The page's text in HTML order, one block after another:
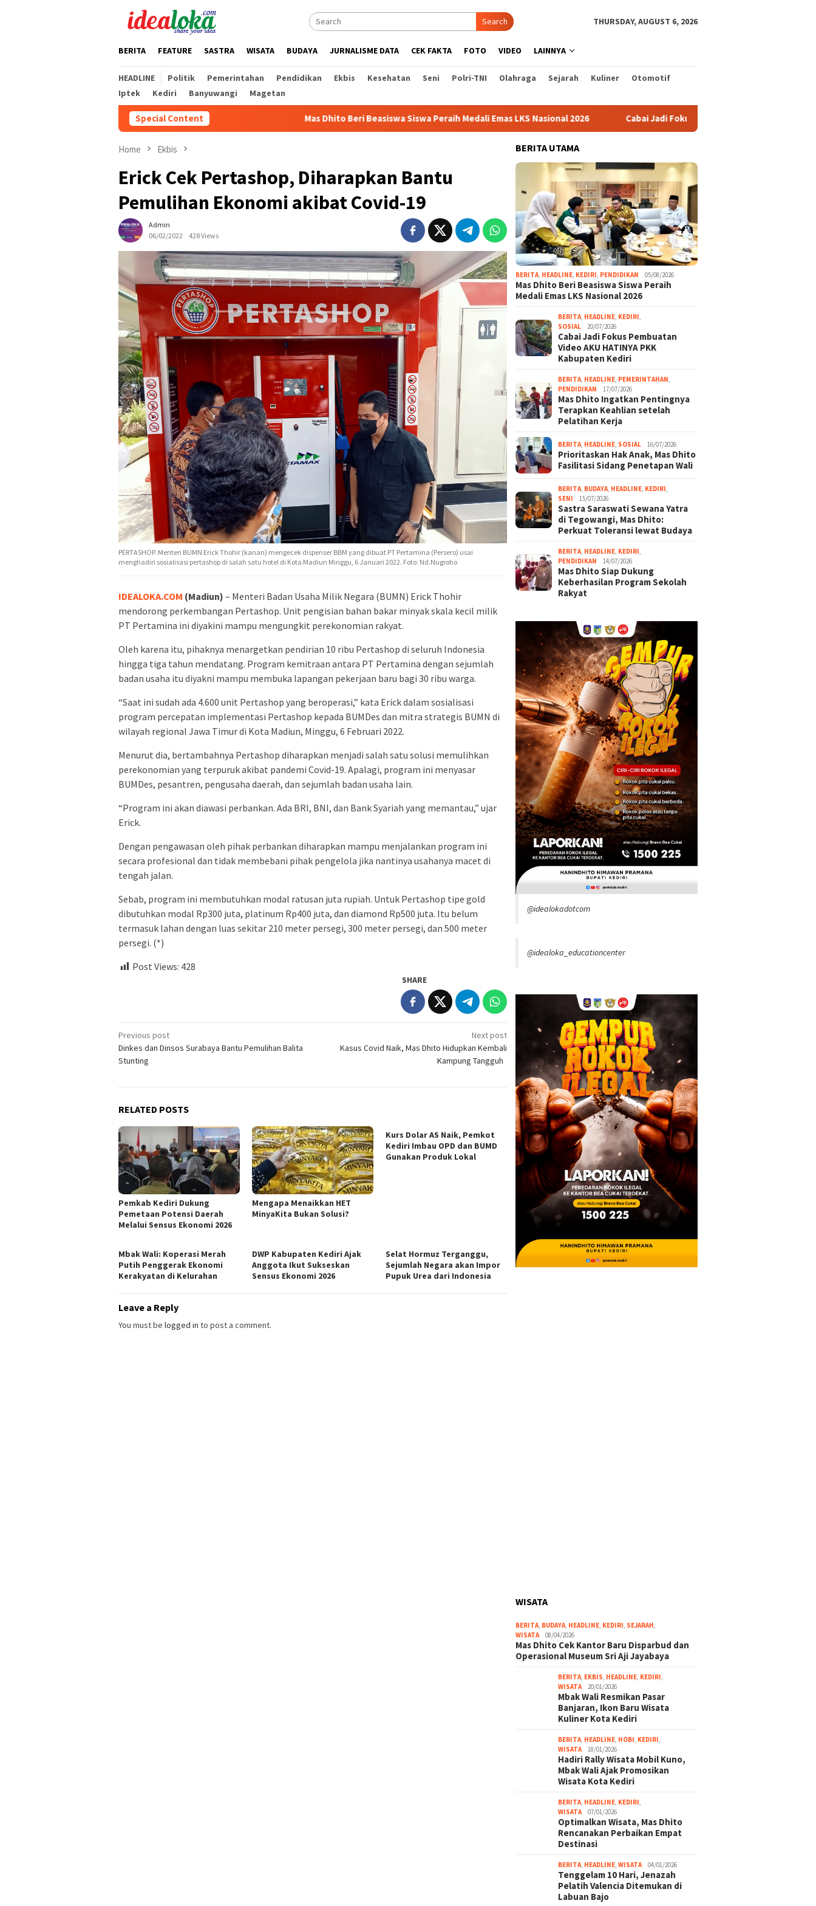
Search THURSDAY, AUGUST 6, 2026
BERITA FEATURE SASTRA WISATA BUDAYA JURNALISME DATA CEK FAKTA FOTO VIDEO LAINNYA
HEADLINE Politik Pemerintahan Pendidikan Ekbis Kesehatan Seni Polri-TNI Olahraga Sejarah Kuliner
Otomotif
Iptek
Kediri Banyuwangi Magetan
Special Content Mas Dhito Beri Beasiswa Siswa Peraih Medali Emas LKS Nasional 2026 Cabai Jadi Fokus Pembuatan Video AKU HATINYA PKK
Home Ekbis
Erick Cek Pertashop, Diharapkan Bantu
Pemulihan Ekonomi akibat Covid-19
Admin
06/02/2022
428 Views
PERTASHOP. Menteri BUMN Erick Thohir (kanan) mengecek dispenser BBM yang dibuat PT Pertamina (Persero) usai
menghadiri sosialisasi pertashop di salah satu hotel di Kota Madiun Minggu, 6 Januari 2022. Foto: Nd.Nugroho
IDEALOKA.COM (Madiun) – Menteri Badan Usaha Milik Negara (BUMN) Erick Thohir
mendorong perkembangan Pertashop. Unit pengisian bahan bakar minyak skala kecil milik
PT Pertamina ini diyakini mampu mengungkit perekonomian rakyat.
Oleh karena itu, pihaknya menargetkan pendirian 10 ribu Pertashop di seluruh Indonesia
hingga tiga tahun mendatang. Program kemitraan antara PT Pertamina dengan sejumlah
badan usaha itu diyakni mampu membuka lapangan pekerjaan baru bagi 30 ribu warga.
“Saat ini sudah ada 4.600 unit Pertashop yang beroperasi,” kata Erick dalam sosialisasi
program percepatan implementasi Pertashop kepada BUMDes dan mitra strategis BUMN di
wilayah regional Jawa Timur di Kota Madiun, Minggu, 6 Februari 2022.
Menurut dia, bertambahnya Pertashop diharapkan menjadi salah satu solusi memulihkan
perekonomian yang terpuruk akibat pandemi Covid-19. Apalagi, program ini menyasar
BUMDes, pesantren, pengusaha daerah, dan sejumlah badan usaha lain.
“Program ini akan diawasi perbankan. Ada BRI, BNI, dan Bank Syariah yang memantau,” ujar
Erick.
Dengan pengawasan oleh pihak perbankan diharapkan mampu menjalankan program ini
secara profesional dan tidak membebani pihak pengelola jika nantinya usahanya macet di
tengah jalan.
Sebab, program ini membutuhkan modal ratusan juta rupiah. Untuk Pertashop tipe gold
dibutuhkan modal Rp300 juta, platinum Rp400 juta, dan diamond Rp500 juta. Itu belum
termasuk lahan dengan luas sekitar 210 meter persegi, 300 meter persegi, dan 500 meter
persegi. (*)
Post Views: 428
SHARE
Post
navigation
Previous post
Dinkes dan Dinsos Surabaya Bantu Pemulihan Balita
Stunting
Next post
Kasus Covid Naik, Mas Dhito Hidupkan Kembali
Kampung Tangguh
RELATED POSTS
Pemkab Kediri Dukung
Pemetaan Potensi Daerah
Melalui Sensus Ekonomi 2026
Mengapa Menaikkan HET
MinyaKita Bukan Solusi?
Kurs Dolar AS Naik, Pemkot
Kediri Imbau OPD dan BUMD
Gunakan Produk Lokal
Mbak Wali: Koperasi Merah
Putih Penggerak Ekonomi
Kerakyatan di Kelurahan
DWP Kabupaten Kediri Ajak
Anggota Ikut Sukseskan
Sensus Ekonomi 2026
Selat Hormuz Terganggu,
Sejumlah Negara akan Impor
Pupuk Urea dari Indonesia
Leave a Reply
You must be logged in to post a comment.
BERITA UTAMA
BERITA HEADLINE KEDIRI PENDIDIKAN 05/08/2026
Mas Dhito Beri Beasiswa Siswa Peraih
Medali Emas LKS Nasional 2026
BERITA HEADLINE KEDIRI
SOSIAL
20/07/2026
Cabai Jadi Fokus Pembuatan
Video AKU HATINYA PKK
Kabupaten Kediri
BERITA HEADLINE PEMERINTAHAN
PENDIDIKAN
17/07/2026
Mas Dhito Ingatkan Pentingnya
Terapkan Keahlian setelah
Pelatihan Kerja
BERITA HEADLINE SOSIAL 16/07/2026
Prioritaskan Hak Anak, Mas Dhito
Fasilitasi Sidang Penetapan Wali
BERITA BUDAYA HEADLINE KEDIRI
SENI
15/07/2026
Sastra Saraswati Sewana Yatra
di Tegowangi, Mas Dhito:
Perkuat Toleransi lewat Budaya
BERITA HEADLINE KEDIRI
PENDIDIKAN
14/07/2026
Mas Dhito Siap Dukung
Keberhasilan Program Sekolah
Rakyat
@idealokadotcom
@idealoka_educationcenter
WISATA
BERITA, BUDAYA, HEADLINE, KEDIRI, SEJARAH,
WISATA
08/04/2026
Mas Dhito Cek Kantor Baru Disparbud dan
Operasional Museum Sri Aji Jayabaya
BERITA, EKBIS, HEADLINE, KEDIRI,
WISATA
20/01/2026
Mbak Wali Resmikan Pasar
Banjaran, Ikon Baru Wisata
Kuliner Kota Kediri
BERITA, HEADLINE, HOBI, KEDIRI,
WISATA
18/01/2026
Hadiri Rally Wisata Mobil Kuno,
Mbak Wali Ajak Promosikan
Wisata Kota Kediri
BERITA, HEADLINE, KEDIRI,
WISATA
07/01/2026
Optimalkan Wisata, Mas Dhito
Rencanakan Perbaikan Empat
Destinasi
BERITA, HEADLINE,WISATA 04/01/2026
Tenggelam 10 Hari, Jenazah
Pelatih Valencia Ditemukan di
Labuan Bajo